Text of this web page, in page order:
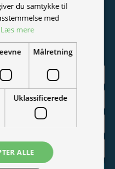
info om nye produkter,
og udstillinger.
du samtykke til
med
Læs mere
Målretning
Uklassificerede
ALLE